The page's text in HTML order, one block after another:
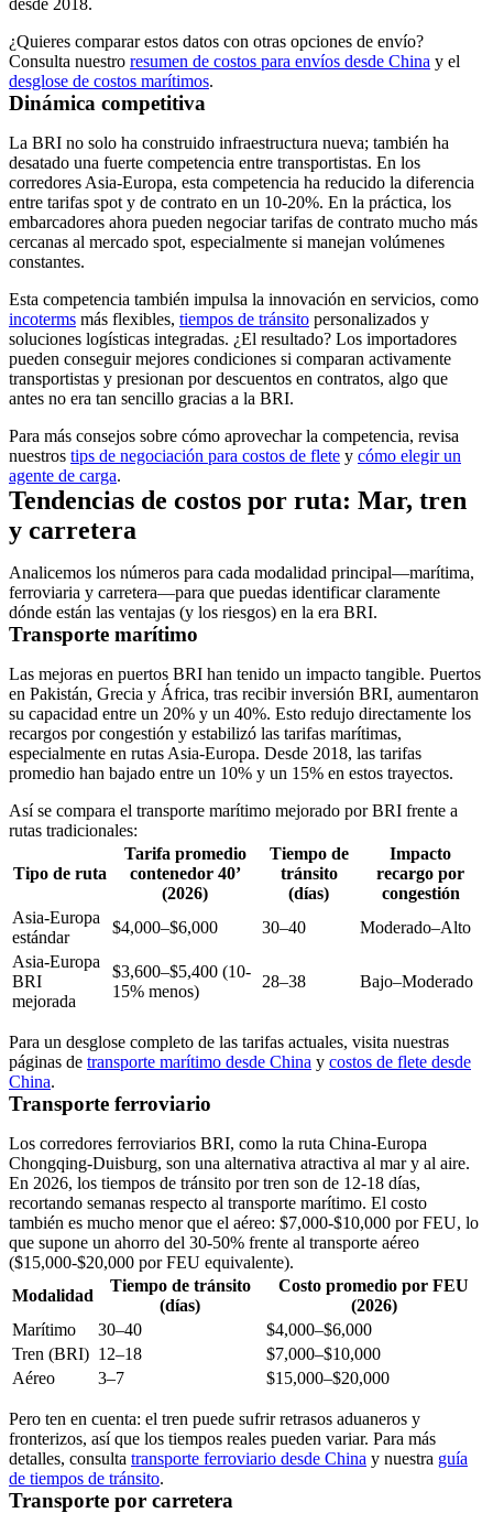
¿Quieres comparar estos datos con otras opciones de envío?
Consulta nuestro resumen de costos para envíos desde China y el
desglose de costos marítimos.
Dinámica competitiva
La BRI no solo ha construido infraestructura nueva; también ha
desatado una fuerte competencia entre transportistas. En los
corredores Asia-Europa, esta competencia ha reducido la diferencia
entre tarifas spot y de contrato en un 10-20%. En la práctica, los
embarcadores ahora pueden negociar tarifas de contrato mucho más
cercanas al mercado spot, especialmente si manejan volúmenes
constantes.
Esta competencia también impulsa la innovación en servicios, como
incoterms más flexibles, tiempos de tránsito personalizados y
soluciones logísticas integradas. ¿El resultado? Los importadores
pueden conseguir mejores condiciones si comparan activamente
transportistas y presionan por descuentos en contratos, algo que
antes no era tan sencillo gracias a la BRI.
Para más consejos sobre cómo aprovechar la competencia, revisa
nuestros tips de negociación para costos de flete y cómo elegir un
agente de carga.
Tendencias de costos por ruta: Mar, tren
y carretera
Analicemos los números para cada modalidad principal—marítima,
ferroviaria y carretera—para que puedas identificar claramente
dónde están las ventajas (y los riesgos) en la era BRI.
Transporte marítimo
Las mejoras en puertos BRI han tenido un impacto tangible. Puertos
en Pakistán, Grecia y África, tras recibir inversión BRI, aumentaron
su capacidad entre un 20% y un 40%. Esto redujo directamente los
recargos por congestión y estabilizó las tarifas marítimas,
especialmente en rutas Asia-Europa. Desde 2018, las tarifas
promedio han bajado entre un 10% y un 15% en estos trayectos.
Así se compara el transporte marítimo mejorado por BRI frente a
rutas tradicionales:
Tipo de ruta
Tarifa promedio
contenedor 40’
(2026)
Tiempo de
tránsito
(días)
Impacto
recargo por
congestión
Asia-Europa
estándar
$4,000–$6,000 30–40
Moderado–Alto
Asia-Europa
BRI
mejorada
$3,600–$5,400 (10-
15% menos)
28–38 Bajo–Moderado
Para un desglose completo de las tarifas actuales, visita nuestras
páginas de transporte marítimo desde China y costos de flete desde
China.
Transporte ferroviario
Los corredores ferroviarios BRI, como la ruta China-Europa
Chongqing-Duisburg, son una alternativa atractiva al mar y al aire.
En 2026, los tiempos de tránsito por tren son de 12-18 días,
recortando semanas respecto al transporte marítimo. El costo
también es mucho menor que el aéreo: $7,000-$10,000 por FEU, lo
que supone un ahorro del 30-50% frente al transporte aéreo
($15,000-$20,000 por FEU equivalente).
Modalidad
Tiempo de tránsito
(días)
Costo promedio por FEU
(2026)
Marítimo
30–40
$4,000–$6,000
Tren (BRI) 12–18
$7,000–$10,000
Aéreo
3–7 $15,000–$20,000
Pero ten en cuenta: el tren puede sufrir retrasos aduaneros y
fronterizos, así que los tiempos reales pueden variar. Para más
detalles, consulta transporte ferroviario desde China y nuestra guía
de tiempos de tránsito.
Transporte por carretera